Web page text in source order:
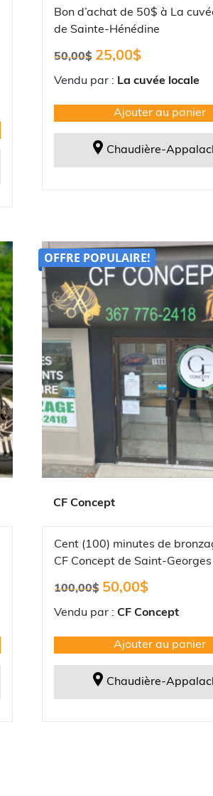
Bon d’achat de 50$ à La
de Sainte-Hénédine
50,00$
Le
initial
50,00$.
25,00$
actuel
25,00$.
Vendu par : La cuvée locale
Ajouter au panier
Chaudière-
OFFRE POPULAIRE!
CF Concept
Cent (100) minutes de
CF Concept de Saint-Georges
100,00$
Le
initial
100,00$.
50,00$
actuel
50,00$.
Vendu par :CF Concept
Ajouter au panier
Chaudière-